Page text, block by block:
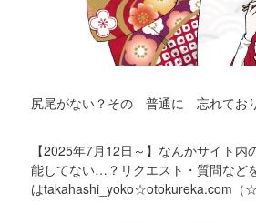
尻尾がない？その 普通に 忘れてお
【2025年7月12日～】なんかサイト内
能してない…？リクエスト・質問など
はtakahashi_yoko☆otokureka.com（